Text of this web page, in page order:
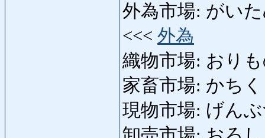
外為市場: がいた
<<< 外為
織物市場: おり
家畜市場: かち
現物市場: げん